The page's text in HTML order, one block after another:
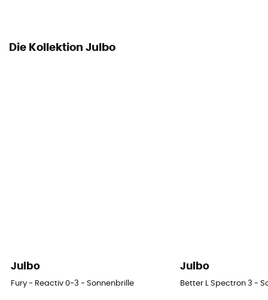
Die Kollektion Julbo
Julbo
Fury - Reactiv 0-3 - Sonnenbrille
Julbo
Better L Spectron 3 -